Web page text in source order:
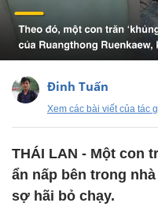
Đinh Tuấn
Xem các bài viết của tác
THÁI LAN - Một con
ẩn nấp bên trong
sợ hãi bỏ chạy.